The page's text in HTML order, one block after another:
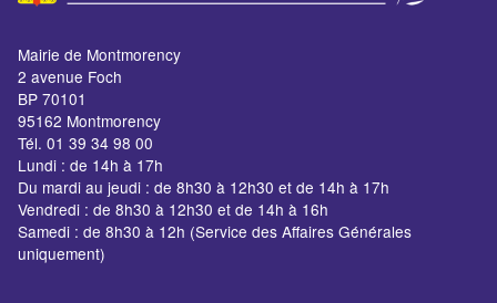
Mairie de Montmorency
2 avenue Foch
BP 70101
95162 Montmorency
Tél. 01 39 34 98 00
Lundi : de 14h à 17h
Du mardi au jeudi : de 8h30 à 12h30 et de 14h à 17h
Vendredi : de 8h30 à 12h30 et de 14h à 16h
Samedi : de 8h30 à 12h (Service des Affaires Générales
uniquement)